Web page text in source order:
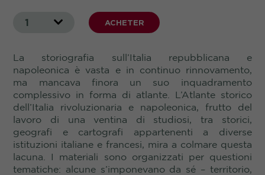
1 ACHETER
La storiografia sull’Italia repubblicana e
napoleonica è vasta e in continuo rinnovamento,
ma mancava finora un suo inquadramento
complessivo in forma di atlante. L’Atlante storico
dell’Italia rivoluzionaria e napoleonica, frutto del
lavoro di una ventina di studiosi, tra storici,
geografi e cartografi appartenenti a diverse
istituzioni italiane e francesi, mira a colmare questa
lacuna. I materiali sono organizzati per questioni
tematiche: alcune s’imponevano da sé – territorio,